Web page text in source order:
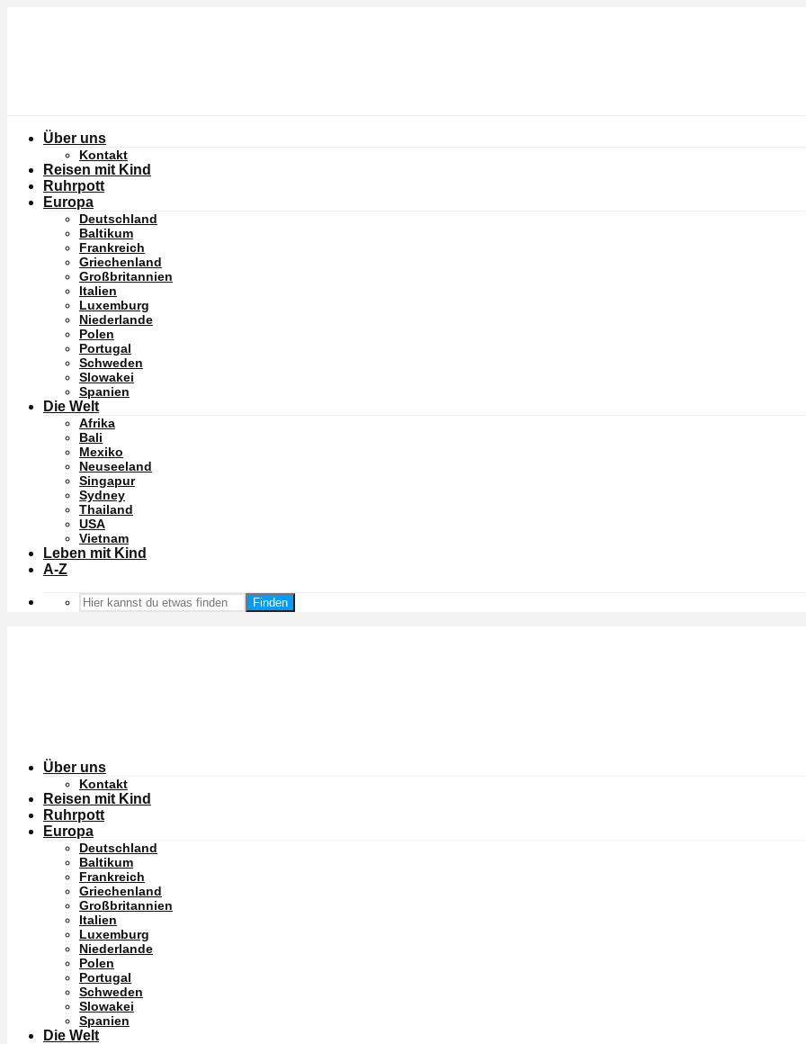
Über uns
Kontakt
Reisen mit Kind
Ruhrpott
Europa
Deutschland
Baltikum
Frankreich
Griechenland
Großbritannien
Italien
Luxemburg
Niederlande
Polen
Portugal
Schweden
Slowakei
Spanien
Die Welt
Afrika
Bali
Mexiko
Neuseeland
Singapur
Sydney
Thailand
USA
Vietnam
Leben mit Kind
A-Z
Finden
Über uns
Kontakt
Reisen mit Kind
Ruhrpott
Europa
Deutschland
Baltikum
Frankreich
Griechenland
Großbritannien
Italien
Luxemburg
Niederlande
Polen
Portugal
Schweden
Slowakei
Spanien
Die Welt